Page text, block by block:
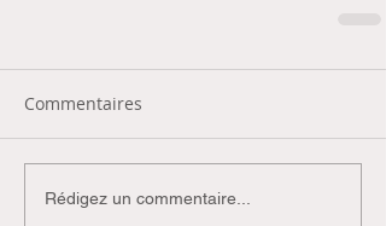
Commentaires
Rédigez un commentaire...